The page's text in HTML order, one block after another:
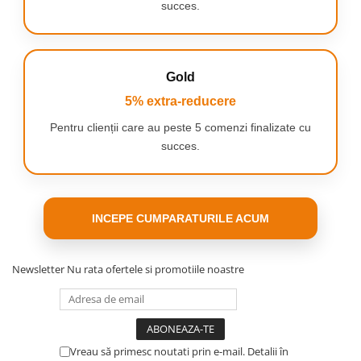
datorită formei sale speciale, lampa va
- tu decizi cum să-ți luminezi
unghiului de incidență a luminii de la lampă, montat pe un
Suport de telefon pe un braț flexibil- 150 mm lungime, cu
un interval de reglare a lățimii de 55 mm - 95 mm
succes.
Gold
5% extra-reducere
Pentru clienții care au peste 5 comenzi finalizate cu
succes.
INCEPE CUMPARATURILE ACUM
Newsletter Nu rata ofertele si promotiile noastre
Vreau să primesc noutati prin e-mail. Detalii în